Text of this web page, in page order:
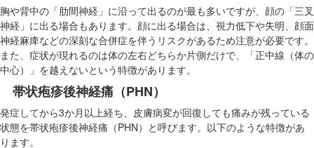
胸や背中の「肋間神経」に沿って出るのが最も多いですが、顔の「三叉
神経」に出る場合もあります。顔に出る場合は、視力低下や失明、顔面
神経麻痺などの深刻な合併症を伴うリスクがあるため注意が必要です。
また、症状が現れるのは体の左右どちらか片側だけで、「正中線（体の
中心）」を越えないという特徴があります。
帯状疱疹後神経痛（PHN）
発症してから3か月以上経ち、皮膚病変が回復しても痛みが残っている
状態を帯状疱疹後神経痛（PHN）と呼びます。以下のような特徴があ
ります。